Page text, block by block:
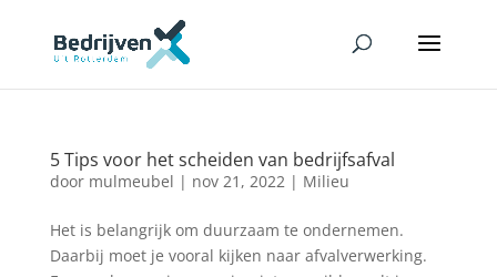
5 Tips voor het scheiden van bedrijfsafval
door mulmeubel | nov 21, 2022| Milieu
Het is belangrijk om duurzaam te ondernemen.
Daarbij moet je vooral kijken naar afvalverwerking.